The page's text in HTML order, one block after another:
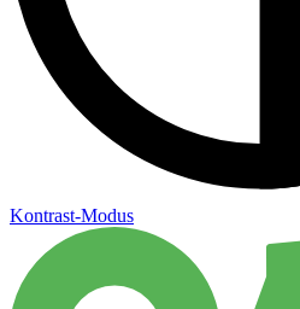
Kontrast-Modus